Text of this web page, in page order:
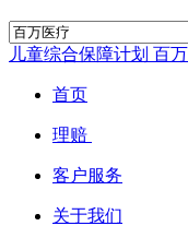
儿童综合保障计划 百
首页
理赔
客户服务
关于我们